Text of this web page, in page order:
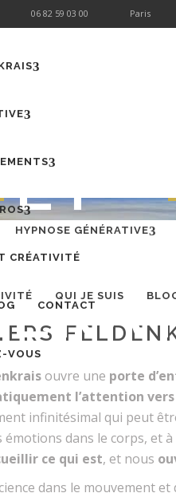
06 82 59 03 00 Paris
HYPNOSE GÉNÉRATIVE
QUI JE SUIS
CRÉATIVITÉ
CONTACT
VOUS
ET
ouvre une porte
l’attention
infinitésimal qui peut
dans le corps, et
ce qui est, et nous
dans le mouvement